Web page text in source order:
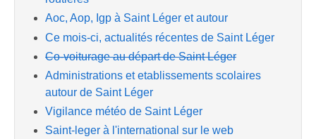
Aoc, Aop, Igp à Saint Léger et autour
Ce mois-ci, actualités récentes de Saint Léger
Co-voiturage au départ de Saint Léger
Administrations et etablissements scolaires
autour de Saint Léger
Vigilance météo de Saint Léger
Saint-leger à l'international sur le web